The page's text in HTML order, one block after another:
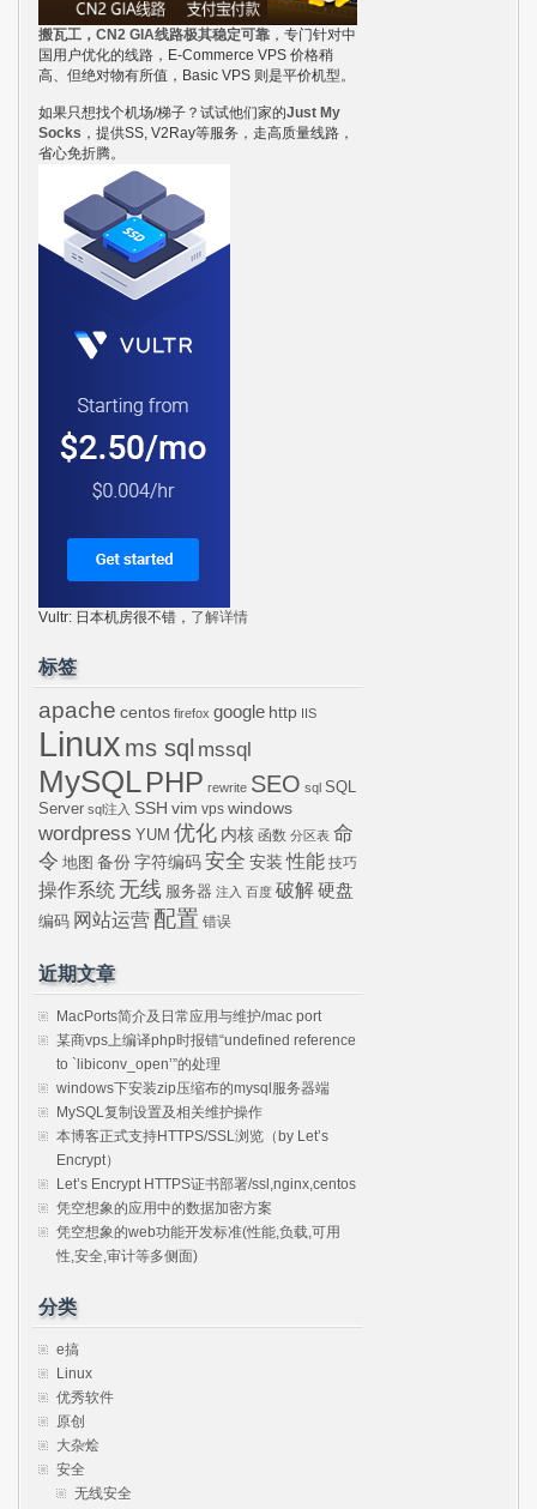
搬瓦工，CN2 GIA线路极其稳定可靠 ，专门针对中
国用户优化的线路，E-Commerce VPS 价格稍
高、但绝对物有所值，Basic VPS 则是平价机型。
如果只想找个机场/梯子？试试他们家的Just My
Socks ，提供SS, V2Ray等服务，走高质量线路，
省心免折腾。
Vultr: 日本机房很不错， 了解详情
标签
apache centos firefox google http IIS
Linux ms sql mssql
MySQLPHP rewrite SEO sql SQL
Server sql注入 SSH vim vps windows
wordpress YUM 优化 内核 函数 分区表 命
令 地图 备份 字符编码 安全 安装 性能 技巧
操作系统 无线 服务器 注入 百度 破解硬盘
编码 网站运营 配置 错误
近期文章
MacPorts简介及日常应用与维护/mac port
某商vps上编译php时报错“undefined reference
to `libiconv_open’”的处理
windows下安装zip压缩布的mysql服务器端
MySQL复制设置及相关维护操作
本博客正式支持HTTPS/SSL浏览（by Let’s
Encrypt）
Let’s Encrypt HTTPS证书部署/ssl,nginx,centos
凭空想象的应用中的数据加密方案
凭空想象的web功能开发标准(性能,负载,可用
性,安全,审计等多侧面)
分类
e搞
Linux
优秀软件
原创
大杂烩
安全
无线安全